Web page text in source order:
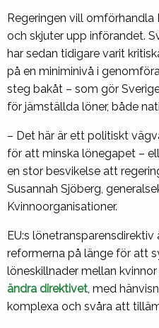
Regeringen vill omförhandla
och skjuter upp införandet.
har sedan tidigare varit
på en miniminivå i
steg bakåt – som gör
för jämställda löner, både
– Det här är ett politiskt
för att minska lönegapet –
en stor besvikelse att
Susannah Sjöberg,
Kvinnoorganisationer.
EU:s
reformerna på länge för att
löneskillnader mellan
ändra direktivet, med
komplexa och svåra att